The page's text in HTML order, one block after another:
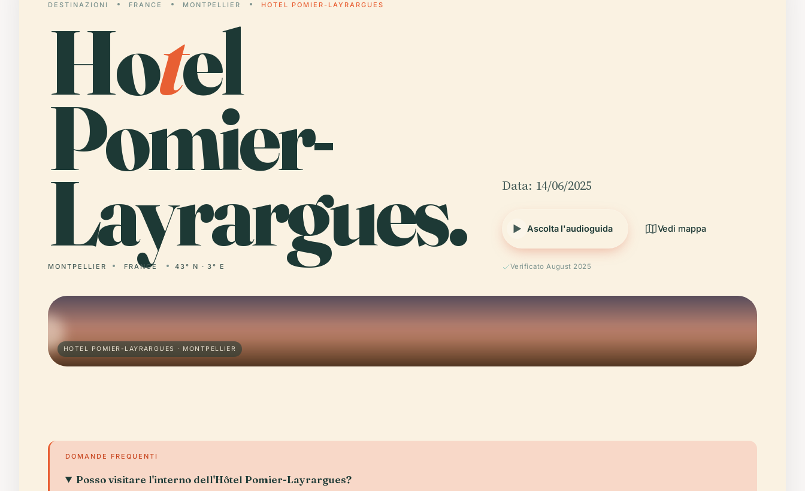
DESTINAZIONI FRANCE MONTPELLIER HOTEL POMIER-LAYRARGUES
Hotel
Pomier-
Layrargues.
MONTPELLIER FRANCE 43° N · 3° E
Data: 14/06/2025
Ascolta l'audioguida Vedi mappa
Verificato August 2025
HOTEL POMIER-LAYRARGUES · MONTPELLIER
DOMANDE FREQUENTI
Posso visitare l'interno dell'Hôtel Pomier-Layrargues?